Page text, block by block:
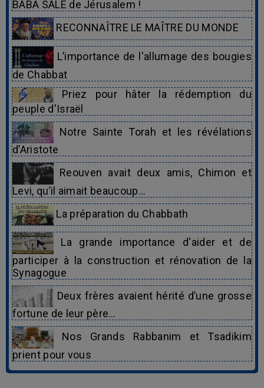
BABA SALÉ de Jérusalem !
RECONNAÎTRE LE MAÎTRE DU MONDE
L’importance de l'allumage des bougies
de Chabbat
Priez pour hâter la rédemption du
peuple d'Israël
Notre Sainte Torah et les révélations
d’Aristote
Reouven avait deux amis, Chimon et
Levi, qu’il aimait beaucoup…
La préparation du Chabbath
La grande importance d'aider et de
participer à la construction et rénovation de la
Synagogue
Deux frères avaient hérité d’une grosse
fortune de leur père…
Nos Grands Rabbanim et Tsadikim
prient pour vous